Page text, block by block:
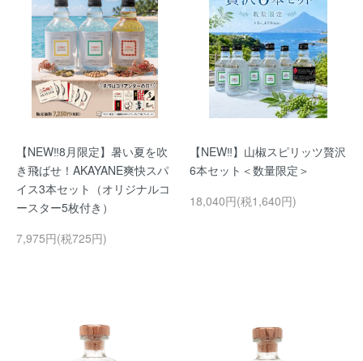
【NEW‼️8月限定】暑い夏を吹
き飛ばせ！AKAYANE爽快スパ
イス3本セット（オリジナルコ
ースター5枚付き）
7,975円(税725円)
【NEW‼️】山椒スピリッツ贅沢
6本セット＜数量限定＞
18,040円(税1,640円)